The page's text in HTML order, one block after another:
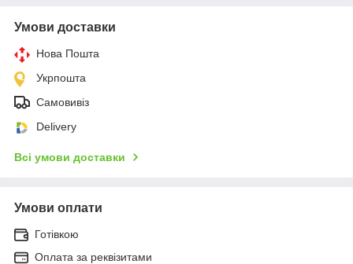
Умови доставки
Нова Пошта
Укрпошта
Самовивіз
Delivery
Всі умови доставки
Умови оплати
Готівкою
Оплата за реквізитами